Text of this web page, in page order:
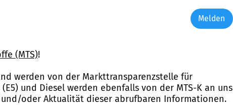
Melden
(MTS)!
werden von der Markttransparenzstelle für
und Diesel werden ebenfalls von der MTS-K an uns
oder Aktualität dieser abrufbaren Informationen.